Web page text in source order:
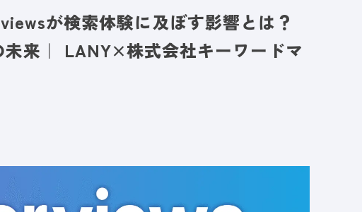
が検索体験に及ぼす影響とは？
来｜ LANY×株式会社キーワードマ